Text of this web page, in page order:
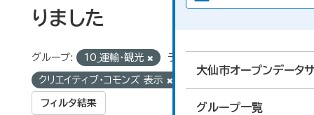
大仙市オープンデータ
グループ一覧
りました
グループ: 10_運輸・観光 ライセンス:
クリエイティブ・コモンズ 表示
フィルタ結果